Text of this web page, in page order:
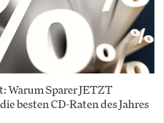
Warum Sparer JETZT
besten CD-Raten des Jahres